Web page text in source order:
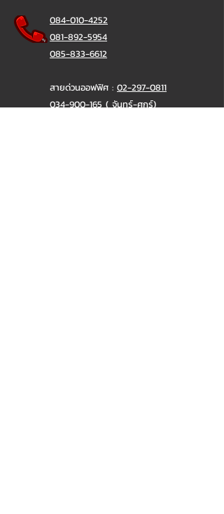
084-010-4252
081-892-5954
085-833-6612
สายด่วนออฟฟิศ : 02-297-0811
034-900-165( จันทร์-ศุกร์)